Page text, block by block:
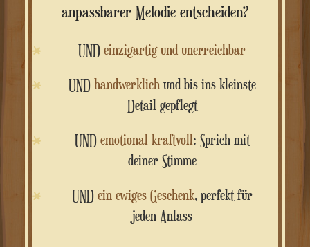
anpassbarer Melodie entscheiden?
UND einzigartig und unerreichbar
UND handwerklichund bis ins kleinste
Detail gepflegt
UND emotional kraftvoll: Sprich mit
deiner Stimme
UND ein ewiges Geschenk, perfekt für
jeden Anlass